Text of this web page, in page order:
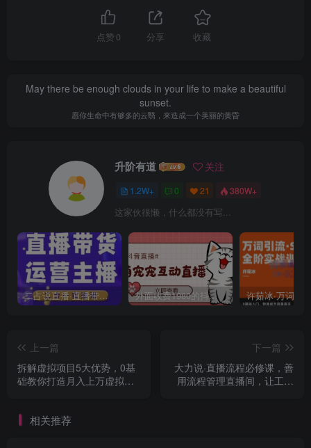
点赞 0 分享 收藏
May there be enough clouds in your life to make a beautiful
sunset.
愿你生命中有够多的云翳，来造成一个美丽的黄昏
升阶有道 关注
1.2W+ 0 21 380W+
这家伙很懒，什么都没有写...
二占说直播·直播带货主播运营课程，主播运营二合一实操课 外面收费1980的抖音萌宠宠直播项目，可虚拟人直播，抖音报白，实时互动直播【软件+详细教程】
上一篇
拆解虚拟项目5大优势，0基
础教你打造月入上万虚拟店
下一篇
大力说·直播流程必修课，善
用流程管理直播间，让工作
相关推荐